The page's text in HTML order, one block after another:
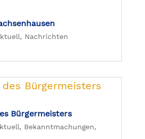
, Nachrichten
Bürgermeisters
, Bekanntmachungen,